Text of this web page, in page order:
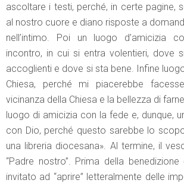
ascoltare i testi, perché, in certe pagine,
al nostro cuore e diano risposte a
nell’intimo. Poi un luogo d’amicizia
incontro, in cui si entra volentieri, dove
accoglienti e dove si sta bene. Infine
Chiesa, perché mi piacerebbe
vicinanza della Chiesa e la bellezza di
luogo di amicizia con la fede e, dunque,
con Dio, perché questo sarebbe lo
una libreria diocesana». Al termine, il
“Padre nostro”. Prima della
invitato ad “aprire” letteralmente delle